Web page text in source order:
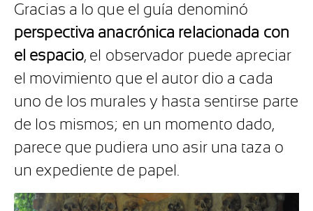
Gracias a lo que el guía denominó
perspectiva anacrónica relacionada con
el espacio, el observador puede apreciar
el movimiento que el autor dio a cada
uno de los murales y hasta sentirse parte
de los mismos; en un momento dado,
parece que pudiera uno asir una taza o
un expediente de papel.